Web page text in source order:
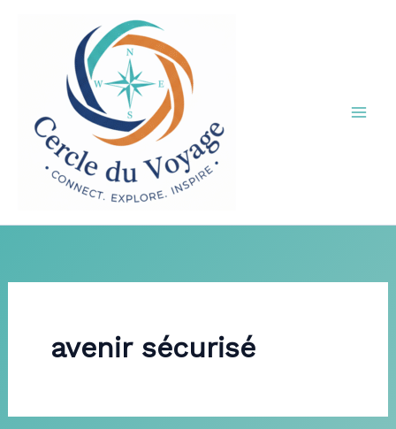
avenir sécurisé